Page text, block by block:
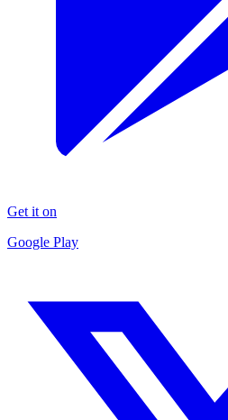
Get it on
Google Play